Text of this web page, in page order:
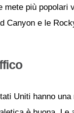
mete più popolari
Canyon e le
Uniti hanno